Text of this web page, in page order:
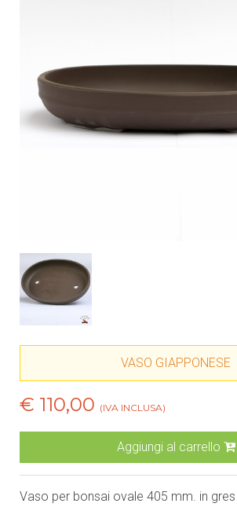
VASO GIAPPONESE
€ 110,00 (IVA INCLUSA)
Aggiungi al carrello
Vaso per bonsai ovale 405 mm. in